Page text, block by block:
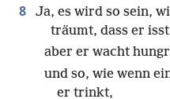
8
Ja, es wird so sein,
träumt, dass er
aber er wacht
und so, wie wenn
er trinkt,